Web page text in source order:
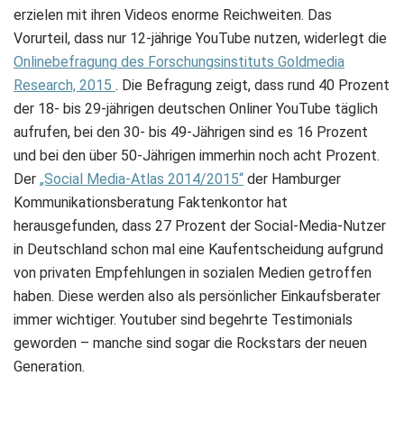
erzielen mit ihren Videos enorme Reichweiten. Das
Vorurteil, dass nur 12-jährige YouTube nutzen, widerlegt die
Onlinebefragung des Forschungsinstituts Goldmedia
Research, 2015 . Die Befragung zeigt, dass rund 40 Prozent
der 18- bis 29-jährigen deutschen Onliner YouTube täglich
aufrufen, bei den 30- bis 49-Jährigen sind es 16 Prozent
und bei den über 50-Jährigen immerhin noch acht Prozent.
Der „Social Media-Atlas 2014/2015“ der Hamburger
Kommunikationsberatung Faktenkontor hat
herausgefunden, dass 27 Prozent der Social-Media-Nutzer
in Deutschland schon mal eine Kaufentscheidung aufgrund
von privaten Empfehlungen in sozialen Medien getroffen
haben. Diese werden also als persönlicher Einkaufsberater
immer wichtiger. Youtuber sind begehrte Testimonials
geworden – manche sind sogar die Rockstars der neuen
Generation.